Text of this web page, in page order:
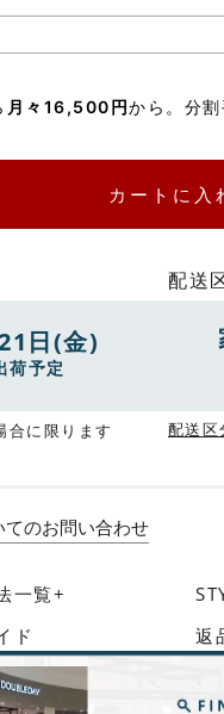
月々16,500円から。分
カートに入
日(金)
荷予定
に限ります
配送
配送区
てのお問い合わせ
一覧+
ド
返